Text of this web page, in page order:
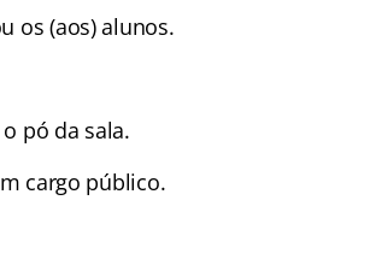
os (aos) alunos.
pó da sala.
cargo público.